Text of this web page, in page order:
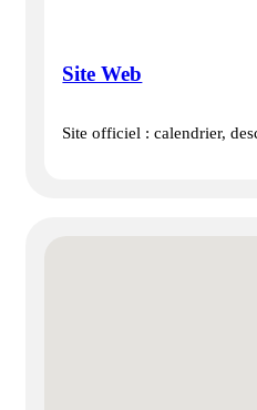
Site Web
Site officiel : calendrier,